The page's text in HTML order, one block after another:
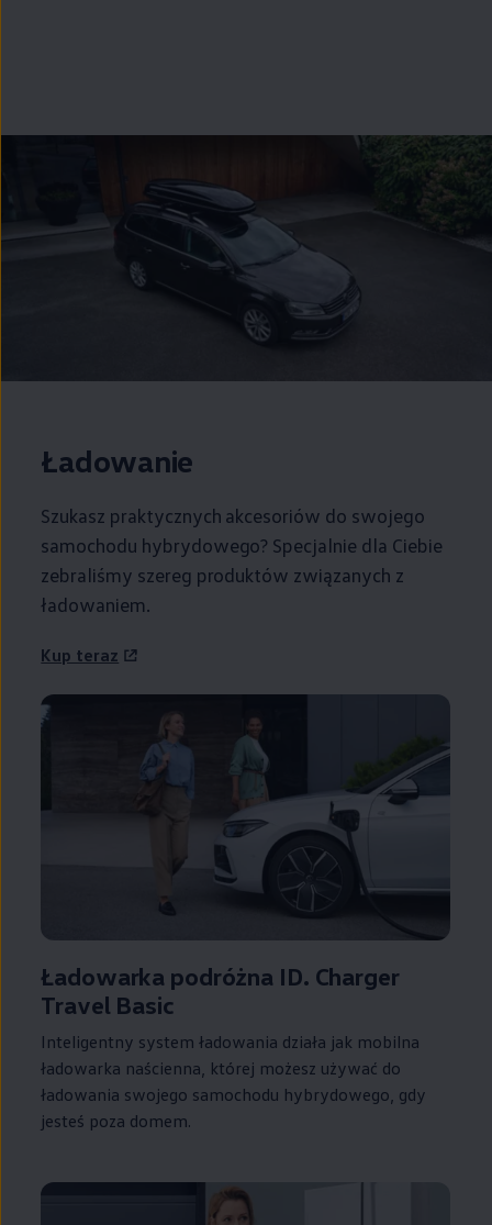
Ładowanie
Szukasz praktycznych akcesoriów do swojego
samochodu hybrydowego? Specjalnie dla Ciebie
zebraliśmy szereg produktów związanych z
ładowaniem.
Kup teraz
Ładowarka podróżna ID. Charger
Travel Basic
Inteligentny system ładowania działa jak mobilna
ładowarka naścienna, której możesz używać do
ładowania swojego samochodu hybrydowego, gdy
jesteś poza domem.